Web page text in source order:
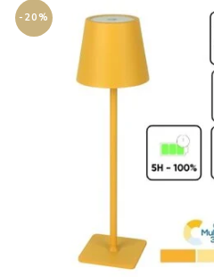
-20%